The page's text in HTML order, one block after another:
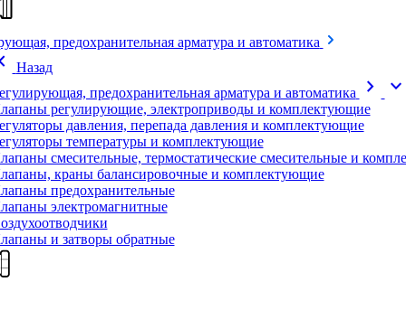
предохранительная арматура и автоматика
Назад
предохранительная арматура и автоматика
chevron_right expand_more
регулирующие, электроприводы и комплектующие
давления, перепада давления и комплектующие
температуры и комплектующие
смесительные, термостатические смесительные и
краны балансировочные и комплектующие
предохранительные
электромагнитные
и затворы обратные